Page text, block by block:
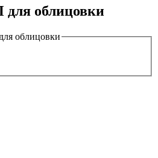
облицовки
облицовки